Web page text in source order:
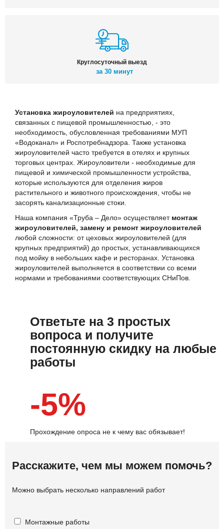
Круглосуточный выезд
за 30 минут
Установка жироуловителей на предприятиях,
связанных с пищевой промышленностью, - это
необходимость, обусловленная требованиями МУП
«Водоканал» и Роспотребнадзора. Также установка
жироуловителей часто требуется в отелях и крупных
торговых центрах. Жироуловители - необходимые для
пищевой и химической промышленности устройства,
которые используются для отделения жиров
растительного и животного происхождения, чтобы не
засорять канализационные стоки.
Наша компания «Труба – Дело» осуществляет монтаж
жироуловителей, замену и ремонт жироуловителей
любой сложности: от цеховых жироуловителей (для
крупных предприятий) до простых, устанавливающихся
под мойку в небольших кафе и ресторанах. Установка
жироуловителей выполняется в соответствии со всеми
нормами и требованиями соответствующих СНиПов.
Ответьте на 3 простых
вопроса и получите
постоянную скидку на любые
работы
-5%
Прохождение опроса не к чему вас обязывает!
Расскажите, чем мы можем помочь?
Можно выбрать несколько направлений работ
Монтажные работы